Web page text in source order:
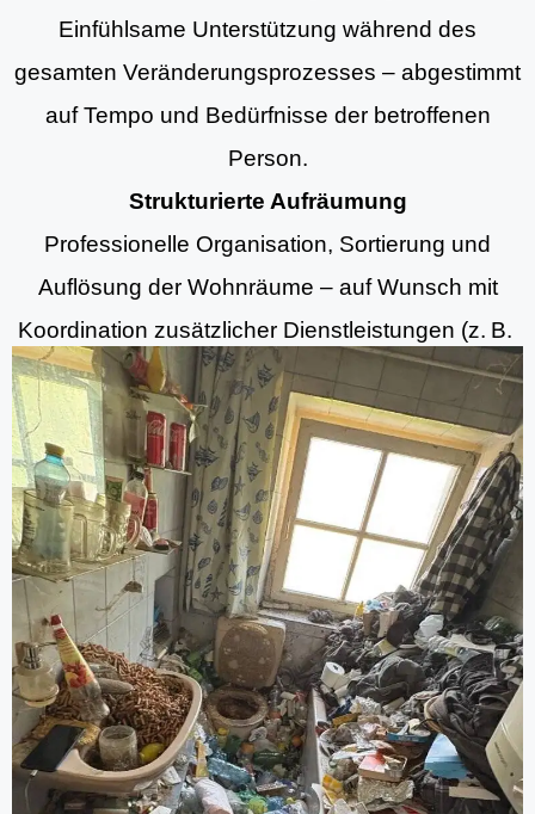
Einfühlsame Unterstützung während des
gesamten Veränderungsprozesses – abgestimmt
auf Tempo und Bedürfnisse der betroffenen
Person.
Strukturierte Aufräumung
Professionelle Organisation, Sortierung und
Auflösung der Wohnräume – auf Wunsch mit
Koordination zusätzlicher Dienstleistungen (z. B.
Aufräumung, Entrümpelungsdiensten und
Grundreinigung).